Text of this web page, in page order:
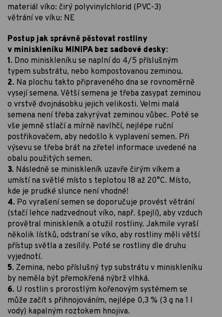
materiál víko: čirý polyvinylchlorid (PVC-3)
větrání ve víku: NE
Postup jak správně pěstovat rostliny
v miniskleníku MINIPA bez sadbové desky:
1. Dno miniskleníku se naplní do 4/5 příslušným
typem substrátu, nebo kompostovanou zeminou.
2. Na plochu takto připraveného dna se rovnoměrně
vysejí semena. Větší semena je třeba zasypat zeminou
o vrstvě dvojnásobku jejich velikosti. Velmi malá
semena není třeba zakyrývat zeminou vůbec. Poté se
vše jemně stlačí a mírně navlhčí, nejlépe ruční
postřikovačem, aby nedošlo k vyplavení semen. Při
výsevu se třeba brát na zřetel informace uvedené na
obalu použitých semen.
3. Následně se miniskleník uzavře čirým víkem a
umístí na světlé místo s teplotou 18 až 20°C. Místo,
kde je prudké slunce není vhodné!
4. Po vyrašení semen se doporučuje provést větrání
(stačí lehce nadzvednout víko, např. špejlí), aby vzduch
provětral miniskleník a otužil rostliny. Jakmile vyraší
několik lístků, odstraní se víko, aby rostliny měli větší
přístup světla a zesílily. Poté se rostliny dle druhu
vyjednotí.
5. Zemina, nebo příslušný typ substrátu v miniskleníku
by neměla být přemokřená nýbrž vlhká.
6. U rostlin s prorostlým kořenovým systémem se
může začít s přihnojováním, nejlépe 0,3 % (3 g na 1 l
vody) kapalným roztokem hnojiva.